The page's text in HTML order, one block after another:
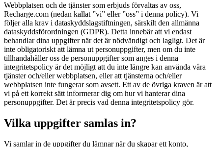
Webbplatsen och de tjänster som erbjuds förvaltas av oss,
Recharge.com (nedan kallat ”vi” eller ”oss” i denna policy). Vi
följer alla krav i dataskyddslagstiftningen, särskilt den allmänna
dataskyddsförordningen (GDPR). Detta innebär att vi endast
behandlar dina uppgifter när det är nödvändigt och lagligt. Det är
inte obligatoriskt att lämna ut personuppgifter, men om du inte
tillhandahåller oss de personuppgifter som anges i denna
integritetspolicy är det möjligt att du inte längre kan använda våra
tjänster och/eller webbplatsen, eller att tjänsterna och/eller
webbplatsen inte fungerar som avsett. Ett av de övriga kraven är att
vi på ett korrekt sätt informerar dig om hur vi hanterar dina
personuppgifter. Det är precis vad denna integritetspolicy gör.
Vilka uppgifter samlas in?
Vi samlar in de uppgifter du lämnar när du skapar ett konto,